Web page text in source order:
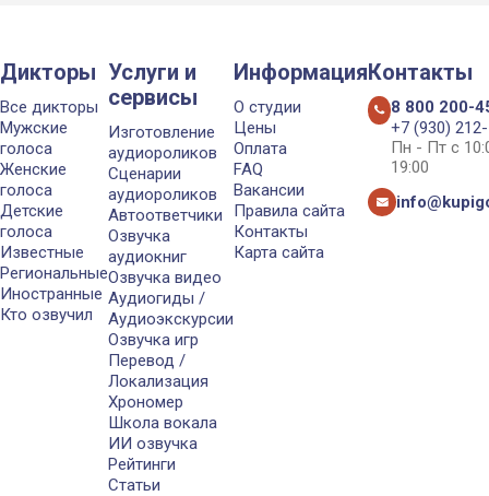
Дикторы
Все дикторы
Мужские
голоса
Женские
голоса
Детские
голоса
Известные
Региональные
Иностранные
Кто озвучил
Услуги и
сервисы
Изготовление
аудиороликов
Сценарии
аудиороликов
Автоответчики
Озвучка
аудиокниг
Озвучка видео
Аудиогиды /
Аудиоэкскурсии
Озвучка игр
Перевод /
Локализация
Хрономер
Школа вокала
ИИ озвучка
Рейтинги
Статьи
Информация
О студии
Цены
Оплата
FAQ
Вакансии
Правила сайта
Контакты
Карта сайта
Контакты
8 800 200-
+7 (930)
Пн - Пт с
19:00